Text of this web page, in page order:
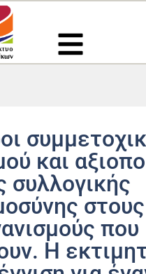
και
συλλογικής
στους
που
Η